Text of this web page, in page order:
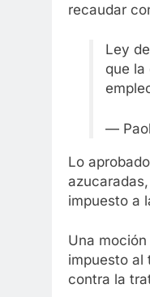
recaudar
Ley
que la
—
Lo
impuesto a
Una
impuesto al
contra la